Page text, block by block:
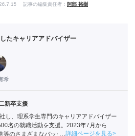
記事の編集責任者： 阿部 裕樹
たキャリアアドバイザー
希
新卒支援
し、理系学生専門のキャリアアドバイザー
名の就職活動を支援。2023年7月から
等のさまざまなバックグラウンドを持つ
詳細ページを見る